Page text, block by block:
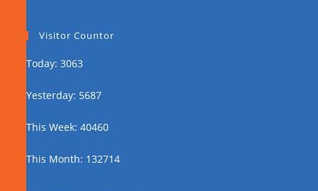
Visitor Countor
Today: 3063
Yesterday: 5687
This Week: 40460
This Month: 132714